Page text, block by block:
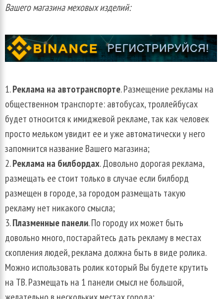
Вашего магазина меховых изделий:
Реклама на автотранспорте. Размещение рекламы на
общественном транспорте: автобусах, троллейбусах
будет относится к имиджевой рекламе, так как человек
просто мельком увидит ее и уже автоматически у него
запомнится название Вашего магазина;
Реклама на билбордах. Довольно дорогая реклама,
размещать ее стоит только в случае если билборд
размещен в городе, за городом размещать такую
рекламу нет никакого смысла;
Плазменные панели. По городу их может быть
довольно много, постарайтесь дать рекламу в местах
скопления людей, реклама должна быть в виде ролика.
Можно использовать ролик который Вы будете крутить
на ТВ. Размещать на 1 панели смысл не большой,